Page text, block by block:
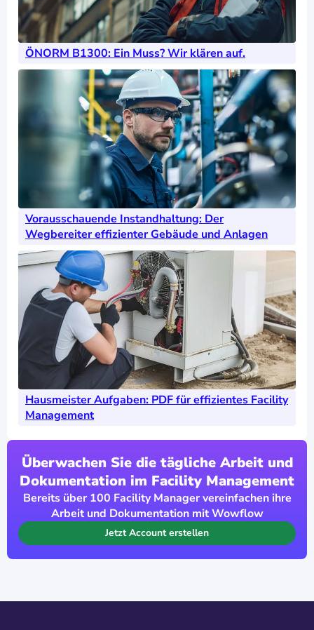
ÖNORM B1300: Ein Muss? Wir klären auf.
Vorausschauende Instandhaltung: Der
Wegbereiter effizienter Gebäude und Anlagen
Hausmeister Aufgaben: PDF für effizientes Facility
Management
Überwachen Sie die tägliche Arbeit und
Dokumentation im Facility Management
Bereits über 100 Facility Manager vereinfachen ihre
Arbeit und Dokumentation mit Wowflow
Jetzt Account erstellen